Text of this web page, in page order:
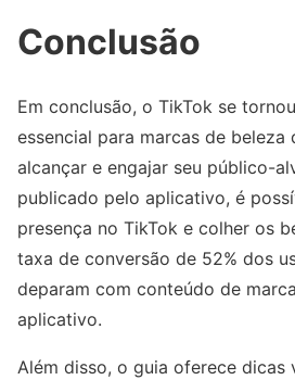
Conclusão
Em conclusão, o TikTok se
essencial para marcas de beleza
alcançar e engajar seu público-
publicado pelo aplicativo, é
presença no TikTok e colher os
taxa de conversão de 52% dos
deparam com conteúdo de
aplicativo.
Além disso, o guia oferece dicas